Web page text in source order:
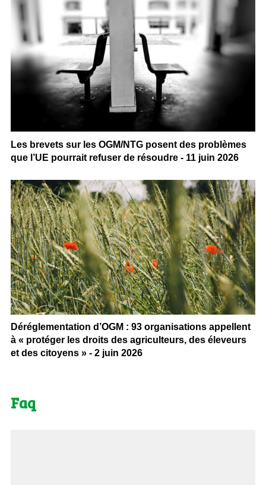
Les brevets sur les OGM/NTG posent des problèmes
que l’UE pourrait refuser de résoudre - 11 juin 2026
Déréglementation d’OGM : 93 organisations appellent
à « protéger les droits des agriculteurs, des éleveurs
et des citoyens » - 2 juin 2026
Faq